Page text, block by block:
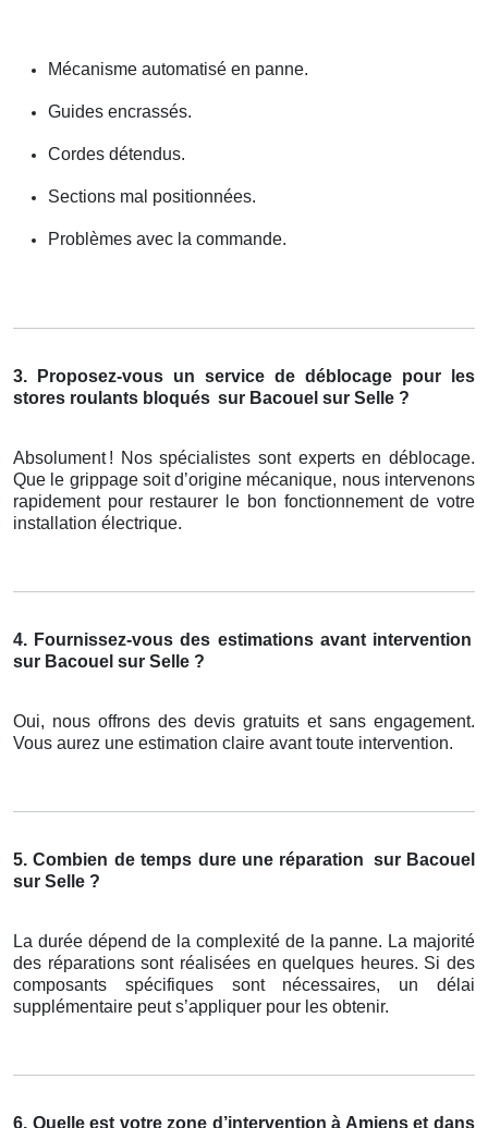
Mécanisme automatisé en panne.
Guides encrassés.
Cordes détendus.
Sections mal positionnées.
Problèmes avec la commande.
3. Proposez-vous un service de déblocage pour les
stores roulants bloqués sur Bacouel sur Selle ?
Absolument ! Nos spécialistes sont experts en déblocage.
Que le grippage soit d’origine mécanique, nous intervenons
rapidement pour restaurer le bon fonctionnement de votre
installation é lectrique.
4. Fournissez-vous des estimations avant intervention
sur Bacouel sur Selle ?
Oui, nous offrons des devis gratuits et sans engagement.
Vous aurez une estimation claire avant toute intervention.
5. Combien de temps dure une réparation sur Bacouel
sur Selle ?
La durée dépend de la complexité de la panne. La majorité
des réparations sont réalisées en quelques heures. Si des
composants spécifiques sont nécessaires, un délai
supplémentaire peut s’appliquer pour les obtenir.
6. Quelle est votre zone d’intervention à Amiens et dans